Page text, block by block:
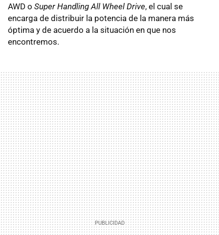
AWD o Super Handling All Wheel Drive, el cual se
encarga de distribuir la potencia de la manera más
óptima y de acuerdo a la situación en que nos
encontremos.